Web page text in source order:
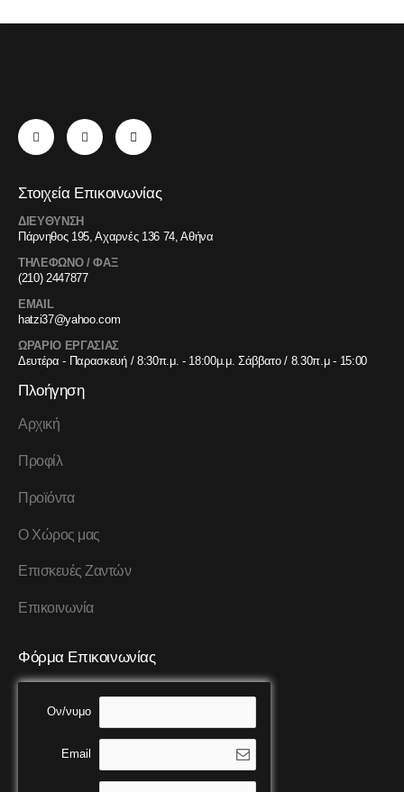
Στοιχεία Επικοινωνίας
ΔΙΕΥΘΥΝΣΗ
Πάρνηθος 195, Αχαρνές 136 74, Αθήνα
ΤΗΛΕΦΩΝΟ / ΦΑΞ
(210) 2447877
EMAIL
hatzi37@yahoo.com
ΩΡΑΡΙΟ ΕΡΓΑΣΙΑΣ
Δευτέρα - Παρασκευή / 8:30π.μ. - 18:00μ.μ. Σάββατο / 8.30π.μ - 15:00
Πλοήγηση
Αρχική
Προφίλ
Προϊόντα
Ο Χώρος μας
Επισκευές Ζαντών
Επικοινωνία
Φόρμα Επικοινωνίας
Ον/νυμο
Email